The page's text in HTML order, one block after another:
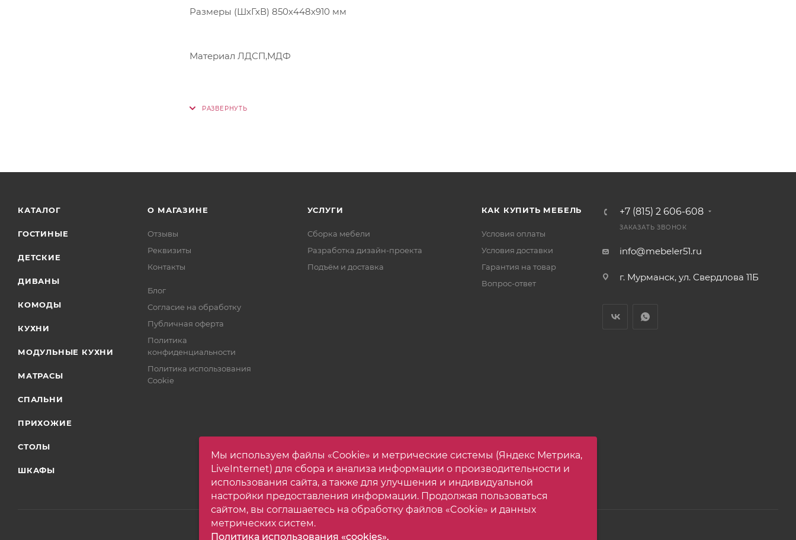
Размеры (ШхГхВ) 850х448х910 мм
Материал ЛДСП,МДФ
КАТАЛОГ
ГОСТИНЫЕ
ДЕТСКИЕ
ДИВАНЫ
КОМОДЫ
КУХНИ
МОДУЛЬНЫЕ КУХНИ
МАТРАСЫ
СПАЛЬНИ
ПРИХОЖИЕ
СТОЛЫ
ШКАФЫ
О МАГАЗИНЕ
Отзывы
Реквизиты
Контакты
Блог
Согласие на обработку
Публичная оферта
Политика
конфиденциальности
Политика использования
Cookie
УСЛУГИ
Сборка мебели
Разработка дизайн-проекта
Подъём и доставка
КАК КУПИТЬ МЕБЕЛЬ
Условия оплаты
Условия доставки
Гарантия на товар
Вопрос-ответ
+7 (815) 2 606-608
ЗАКАЗАТЬ ЗВОНОК
info@mebeler51.ru
г. Мурманск, ул. Свердлова 11Б
Мы используем файлы «Cookie» и метрические системы (Яндекс Метрика,
LiveInternet) для сбора и анализа информации о производительности и
использования сайта, а также для улучшения и индивидуальной
настройки предоставления информации. Продолжая пользоваться
сайтом, вы соглашаетесь на обработку файлов «Cookie» и данных
метрических систем.
Политика использования «cookies».